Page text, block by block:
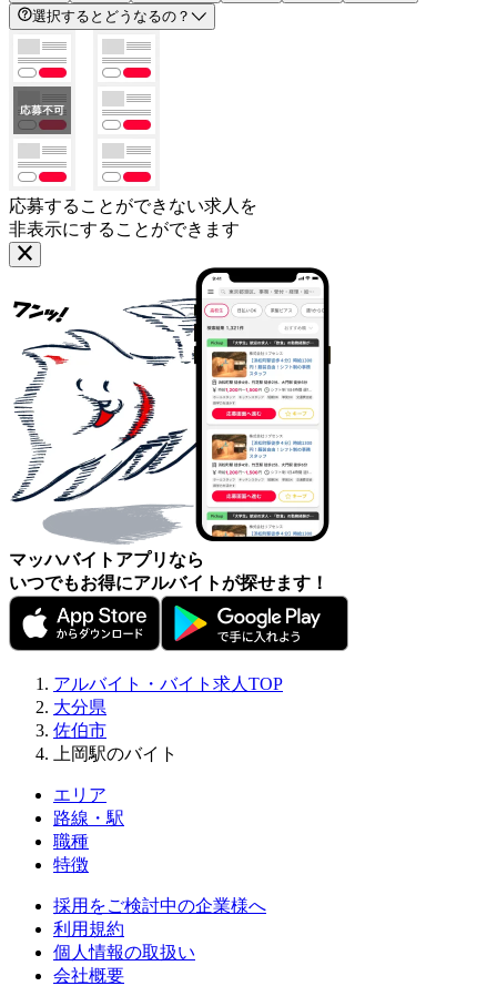
選択するとどうなるの？
応募することができない求人を
非表示にすることができます
マッハバイトアプリなら
いつでもお得にアルバイトが探せます！
アルバイト・バイト求人TOP
大分県
佐伯市
上岡駅のバイト
エリア
路線・駅
職種
特徴
採用をご検討中の企業様へ
利用規約
個人情報の取扱い
会社概要